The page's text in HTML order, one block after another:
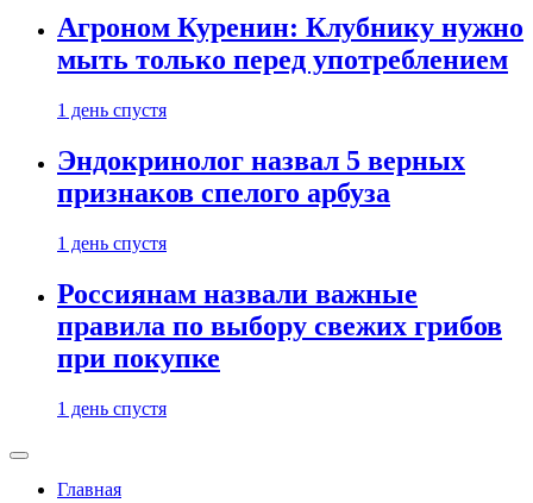
Агроном Куренин: Клубнику нужно
мыть только перед употреблением
1 день спустя
Эндокринолог назвал 5 верных
признаков спелого арбуза
1 день спустя
Россиянам назвали важные
правила по выбору свежих грибов
при покупке
1 день спустя
Главная